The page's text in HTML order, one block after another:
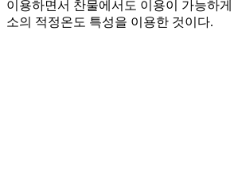
이용하면서 찬물에서도 이용이 가능하
소의 적정온도 특성을 이용한 것이다.